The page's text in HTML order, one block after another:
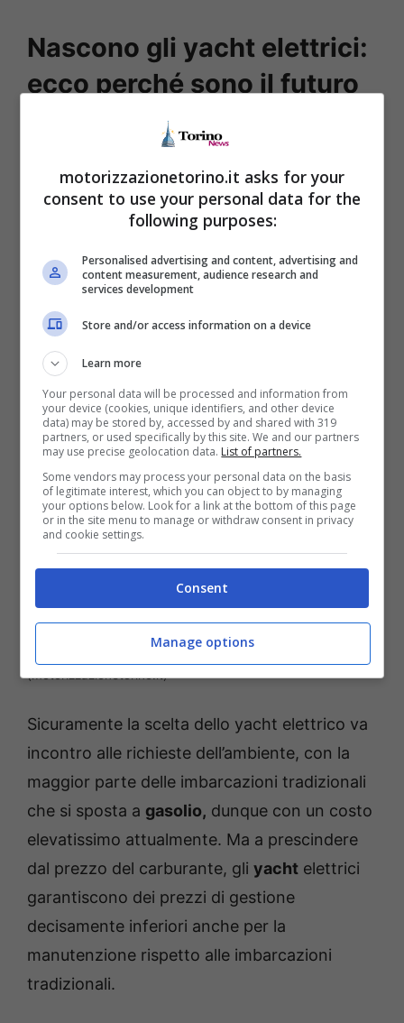
Nascono gli yacht elettrici:
ecco perché sono il futuro
La nascita di vetture e mezzi di trasporto
diviso e non poco l’opinione pubblica. Sono
moltissimi coloro che vorrebbero continuare
gliyacht hanno deciso di omologarsicon la
novità che vuole portare l’elettrico a un passo
successivo, introducendo così questi nuovi
mezzi.
Nascono gli yacht elettrici: ecco perché sono il futuro
(motorizzazionetorino.it)
Sicuramente la scelta dello yacht elettrico va
incontro alle richieste dell’ambiente, con la
maggior parte delle imbarcazioni tradizionali
che si sposta a gasolio, dunque con un costo
elevatissimo attualmente. Ma a prescindere
dal prezzo del carburante, gli yacht elettrici
garantiscono dei prezzi di gestione
decisamente inferiori anche per la
manutenzione rispetto alle imbarcazioni
tradizionali.
motorizzazionetorino.it asks for your
consent to use your personal data for the
following purposes:
Personalised advertising and content, advertising and
content measurement, audience research and
services development
Store and/or access information on a device
Learn more
Your personal data will be processed and information from
your device (cookies, unique identifiers, and other device
data) may be stored by, accessed by and shared with 319
partners, or used specifically by this site. We and our partners
may use precise geolocation data. List of partners.
Some vendors may process your personal data on the basis
of legitimate interest, which you can object to by managing
your options below. Look for a link at the bottom of this page
or in the site menu to manage or withdraw consent in privacy
and cookie settings.
Consent
Manage options